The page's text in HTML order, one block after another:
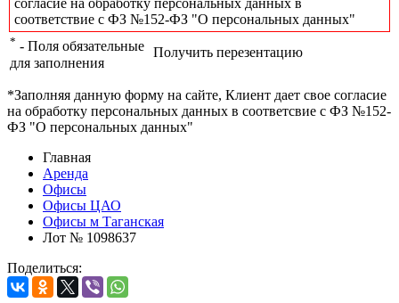
соответствие с ФЗ №152-ФЗ "О персональных данных"
* - Поля обязательные
для заполнения
Получить перезентацию
*Заполняя данную форму на сайте, Клиент дает свое согласие
на обработку персональных данных в соответсвие с ФЗ №152-
ФЗ "О персональных данных"
Главная
Аренда
Офисы
Офисы ЦАО
Офисы м Таганская
Лот № 1098637
Поделиться: